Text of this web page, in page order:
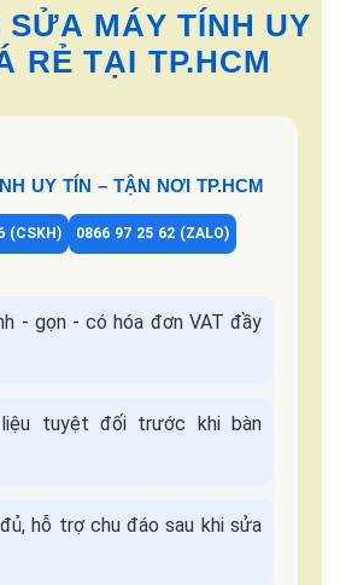
MÁY TÍNH UY
RẺ TẠI TP.HCM
UY TÍN – TẬN NƠI TP.HCM
(CSKH) 0866 97 25 62 (ZALO)
- gọn - có hóa đơn VAT đầy
tuyệt đối trước khi bàn
hỗ trợ chu đáo sau khi sửa